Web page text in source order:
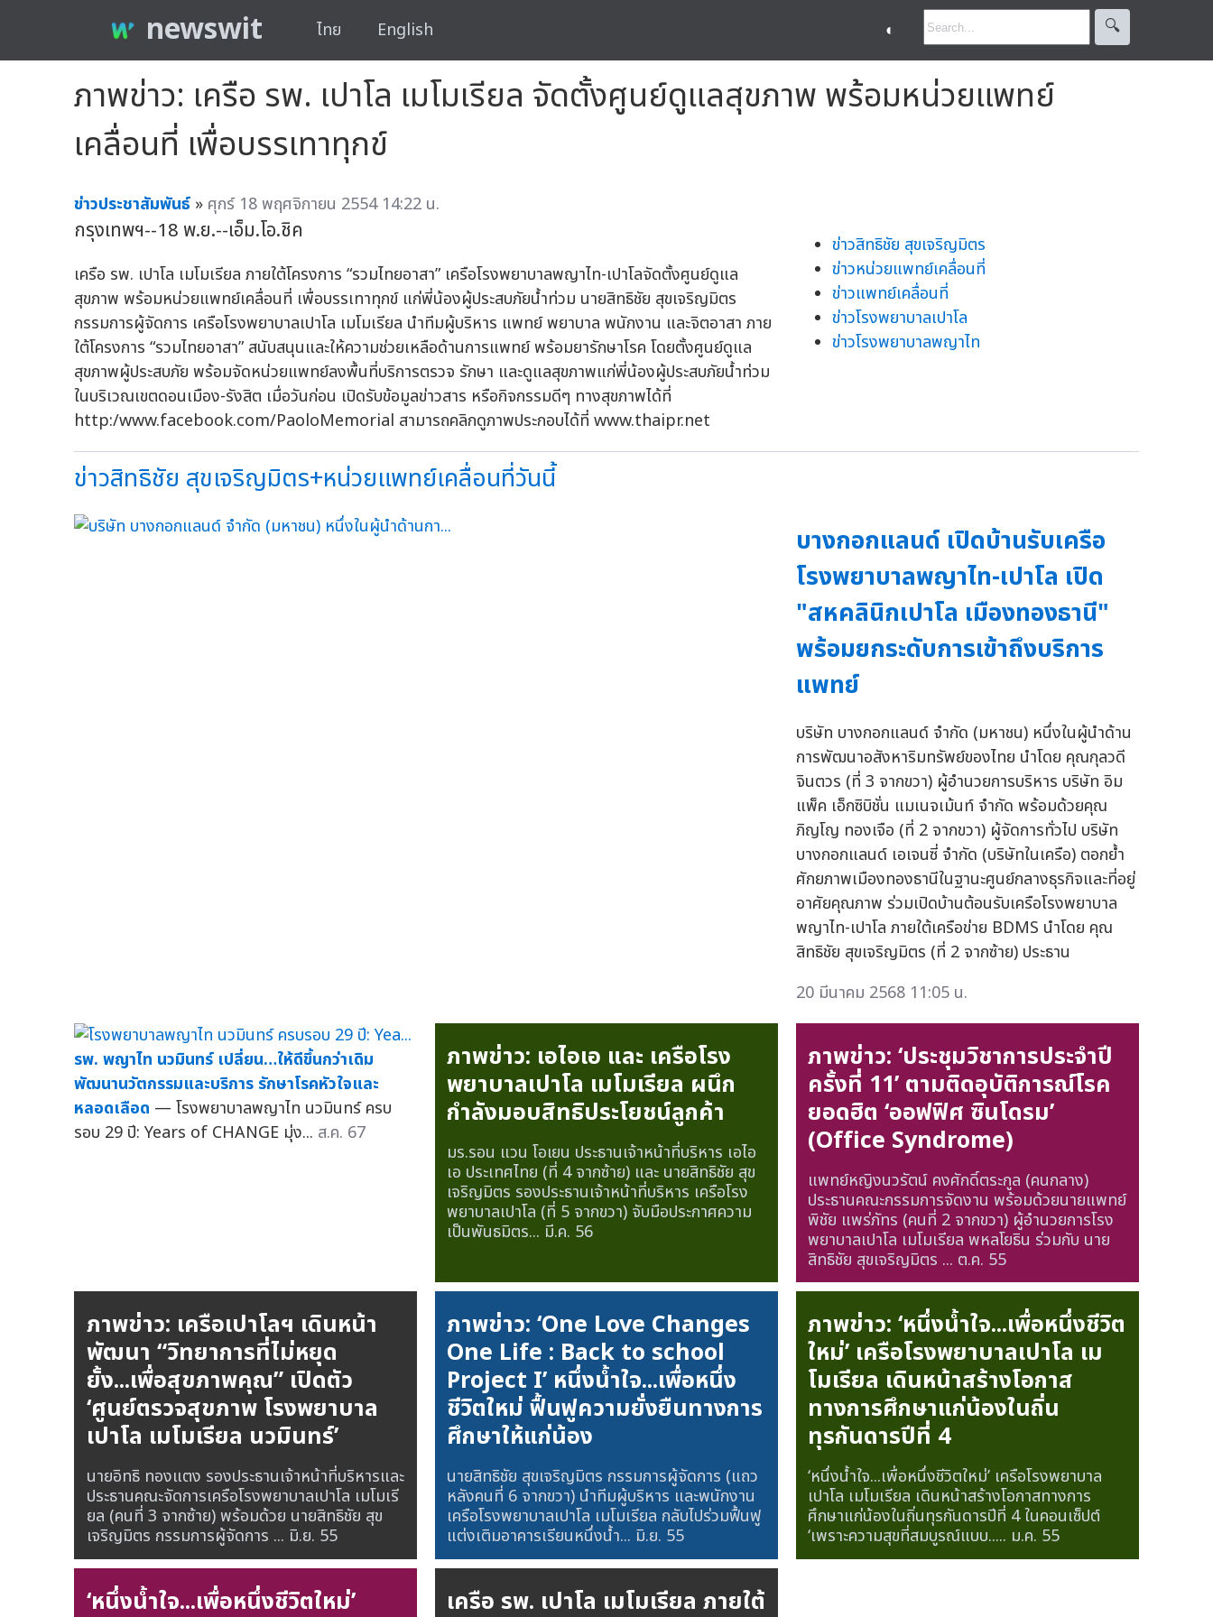
newswit ไทย English ◐ 🔍︎
ภาพข่าว: เครือ รพ. เปาโล เมโมเรียล จัดตั้งศูนย์ดูแลสุขภาพ พร้อมหน่วยแพทย์
เคลื่อนที่ เพื่อบรรเทาทุกข์
ข่าวประชาสัมพันธ์ » ศุกร์ 18 พฤศจิกายน 2554 14:22 น.
กรุงเทพฯ--18 พ.ย.--เอ็ม.โอ.ชิค
เครือ รพ. เปาโล เมโมเรียล ภายใต้โครงการ “รวมไทยอาสา” เครือโรงพยาบาลพญาไท-เปาโลจัดตั้งศูนย์ดูแล
สุขภาพ พร้อมหน่วยแพทย์เคลื่อนที่ เพื่อบรรเทาทุกข์ แก่พี่น้องผู้ประสบภัยน้ำท่วม นายสิทธิชัย สุขเจริญมิตร
กรรมการผู้จัดการ เครือโรงพยาบาลเปาโล เมโมเรียล นำทีมผู้บริหาร แพทย์ พยาบาล พนักงาน และจิตอาสา ภาย
ใต้โครงการ “รวมไทยอาสา” สนับสนุนและให้ความช่วยเหลือด้านการแพทย์ พร้อมยารักษาโรค โดยตั้งศูนย์ดูแล
สุขภาพผู้ประสบภัย พร้อมจัดหน่วยแพทย์ลงพื้นที่บริการตรวจ รักษา และดูแลสุขภาพแก่พี่น้องผู้ประสบภัยน้ำท่วม
ในบริเวณเขตดอนเมือง-รังสิต เมื่อวันก่อน เปิดรับข้อมูลข่าวสาร หรือกิจกรรมดีๆ ทางสุขภาพได้ที่
http:/www.facebook.com/PaoloMemorial สามารถคลิกดูภาพประกอบได้ที่ www.thaipr.net
ข่าวสิทธิชัย สุขเจริญมิตร
ข่าวหน่วยแพทย์เคลื่อนที่
ข่าวแพทย์เคลื่อนที่
ข่าวโรงพยาบาลเปาโล
ข่าวโรงพยาบาลพญาไท
ข่าวสิทธิชัย สุขเจริญมิตร+หน่วยแพทย์เคลื่อนที่วันนี้
บางกอกแลนด์ เปิดบ้านรับเครือ
โรงพยาบาลพญาไท-เปาโล เปิด
"สหคลินิกเปาโล เมืองทองธานี"
พร้อมยกระดับการเข้าถึงบริการ
แพทย์
บริษัท บางกอกแลนด์ จำกัด (มหาชน) หนึ่งในผู้นำด้าน
การพัฒนาอสังหาริมทรัพย์ของไทย นำโดย คุณกุลวดี
จินตวร (ที่ 3 จากขวา) ผู้อำนวยการบริหาร บริษัท อิม
แพ็ค เอ็กซิบิชั่น แมเนจเม้นท์ จำกัด พร้อมด้วยคุณ
ภิญโญ ทองเจือ (ที่ 2 จากขวา) ผู้จัดการทั่วไป บริษัท
บางกอกแลนด์ เอเจนซี่ จำกัด (บริษัทในเครือ) ตอกย้ำ
ศักยภาพเมืองทองธานีในฐานะศูนย์กลางธุรกิจและที่อยู่
อาศัยคุณภาพ ร่วมเปิดบ้านต้อนรับเครือโรงพยาบาล
พญาไท-เปาโล ภายใต้เครือข่าย BDMS นำโดย คุณ
สิทธิชัย สุขเจริญมิตร (ที่ 2 จากซ้าย) ประธาน
20 มีนาคม 2568 11:05 น.
รพ. พญาไท นวมินทร์ เปลี่ยน…ให้ดีขึ้นกว่าเดิม
พัฒนานวัตกรรมและบริการ รักษาโรคหัวใจและ
หลอดเลือด — โรงพยาบาลพญาไท นวมินทร์ ครบ
รอบ 29 ปี: Years of CHANGE มุ่ง... ส.ค. 67
ภาพข่าว: เอไอเอ และ เครือโรง
พยาบาลเปาโล เมโมเรียล ผนึก
กำลังมอบสิทธิประโยชน์ลูกค้า
มร.รอน แวน โอเยน ประธานเจ้าหน้าที่บริหาร เอไอ
เอ ประเทศไทย (ที่ 4 จากซ้าย) และ นายสิทธิชัย สุข
เจริญมิตร รองประธานเจ้าหน้าที่บริหาร เครือโรง
พยาบาลเปาโล (ที่ 5 จากขวา) จับมือประกาศความ
เป็นพันธมิตร... มี.ค. 56
ภาพข่าว: ‘ประชุมวิชาการประจำปี
ครั้งที่ 11’ ตามติดอุบัติการณ์โรค
ยอดฮิต ‘ออฟฟิศ ซินโดรม’
(Office Syndrome)
แพทย์หญิงนวรัตน์ คงศักดิ์ตระกูล (คนกลาง)
ประธานคณะกรรมการจัดงาน พร้อมด้วยนายแพทย์
พิชัย แพร่ภัทร (คนที่ 2 จากขวา) ผู้อำนวยการโรง
พยาบาลเปาโล เมโมเรียล พหลโยธิน ร่วมกับ นาย
สิทธิชัย สุขเจริญมิตร ... ต.ค. 55
ภาพข่าว: เครือเปาโลฯ เดินหน้า
พัฒนา “วิทยาการที่ไม่หยุด
ยั้ง...เพื่อสุขภาพคุณ” เปิดตัว
‘ศูนย์ตรวจสุขภาพ โรงพยาบาล
เปาโล เมโมเรียล นวมินทร์’
นายอิทธิ ทองแตง รองประธานเจ้าหน้าที่บริหารและ
ประธานคณะจัดการเครือโรงพยาบาลเปาโล เมโมเรี
ยล (คนที่ 3 จากซ้าย) พร้อมด้วย นายสิทธิชัย สุข
เจริญมิตร กรรมการผู้จัดการ ... มิ.ย. 55
ภาพข่าว: ‘One Love Changes
One Life : Back to school
Project I’ หนึ่งน้ำใจ...เพื่อหนึ่ง
ชีวิตใหม่ ฟื้นฟูความยั่งยืนทางการ
ศึกษาให้แก่น้อง
นายสิทธิชัย สุขเจริญมิตร กรรมการผู้จัดการ (แถว
หลังคนที่ 6 จากขวา) นำทีมผู้บริหาร และพนักงาน
เครือโรงพยาบาลเปาโล เมโมเรียล กลับไปร่วมฟื้นฟู
แต่งเติมอาคารเรียนหนึ่งน้ำ... มิ.ย. 55
ภาพข่าว: ‘หนึ่งน้ำใจ...เพื่อหนึ่งชีวิต
ใหม่’ เครือโรงพยาบาลเปาโล เม
โมเรียล เดินหน้าสร้างโอกาส
ทางการศึกษาแก่น้องในถิ่น
ทุรกันดารปีที่ 4
‘หนึ่งน้ำใจ...เพื่อหนึ่งชีวิตใหม่’ เครือโรงพยาบาล
เปาโล เมโมเรียล เดินหน้าสร้างโอกาสทางการ
ศึกษาแก่น้องในถิ่นทุรกันดารปีที่ 4 ในคอนเซ็ปต์
‘เพราะความสุขที่สมบูรณ์แบบ..... ม.ค. 55
‘หนึ่งน้ำใจ...เพื่อหนึ่งชีวิตใหม่’
เครือ รพ. เปาโล เมโมเรียล ภายใต้